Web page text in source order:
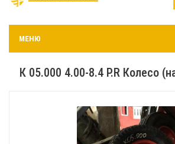
МЕНЮ
К 05.000 4.00-8.4 P.R Колесо